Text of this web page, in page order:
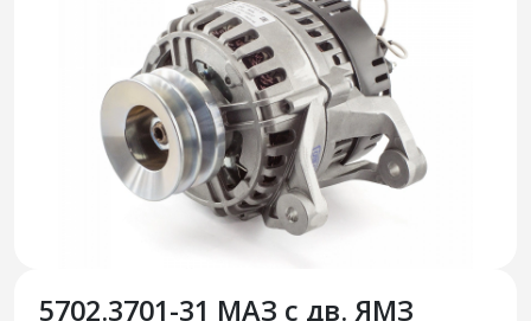
5702.3701-31 МАЗ с дв. ЯМЗ